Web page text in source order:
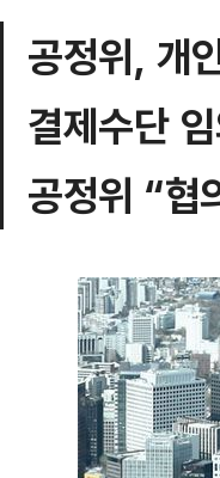
공정위, 개
결제수단
공정위 “